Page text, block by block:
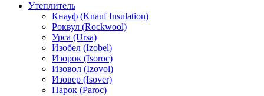
Утеплитель
Кнауф (Knauf Insulation)
Роквул (Rockwool)
Урса (Ursa)
Изобел (Izobel)
Изорок (Isoroc)
Изовол (Izovol)
Изовер (Isover)
Парок (Paroс)